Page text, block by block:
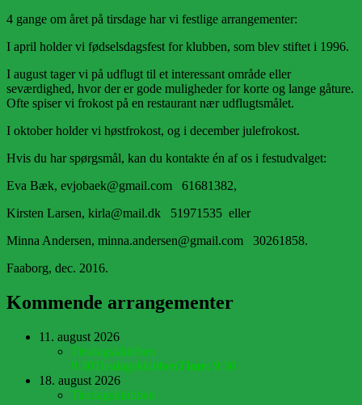
4 gange om året på tirsdage har vi festlige arrangementer:
I april holder vi fødselsdagsfest for klubben, som blev stiftet i 1996.
I august tager vi på udflugt til et interessant område eller
seværdighed, hvor der er gode muligheder for korte og lange gåture.
Ofte spiser vi frokost på en restaurant nær udflugtsmålet.
I oktober holder vi høstfrokost, og i december julefrokost.
Hvis du har spørgsmål, kan du kontakte én af os i festudvalget:
Eva Bæk, evjobaek@gmail.com 61681382,
Kirsten Larsen, kirla@mail.dk 51971535 eller
Minna Andersen, minna.andersen@gmail.com 30261858.
Faaborg, dec. 2016.
Kommende arrangementer
11. august 2026
Tirsdagsklubben
9:30TirsdagsklubbenTime: 9:30
18. august 2026
Tirsdagsklubben